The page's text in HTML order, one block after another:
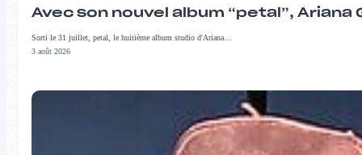
Avec son nouvel album “petal”,
Sorti le 31 juillet, petal, le huitième album studio d'Ariana…
3 août 2026